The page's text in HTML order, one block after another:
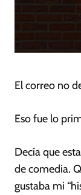
El correo no
Eso fue lo
Decía que
de comedia.
gustaba mi